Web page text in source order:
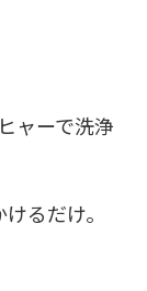
ャーで洗浄
るだけ。